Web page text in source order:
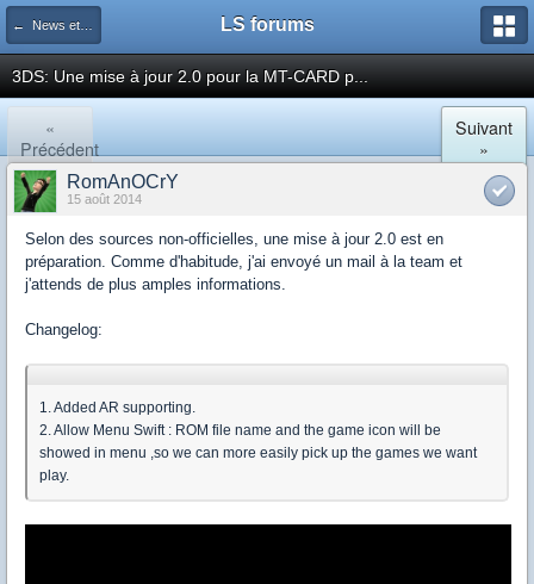
← News et actualités postées sur LS LS forums
3DS: Une mise à jour 2.0 pour la MT-CARD p...
«
Précédent
Suivant
»
RomAnOCrY
15 août 2014
Selon des sources non-officielles, une mise à jour 2.0 est en
préparation. Comme d'habitude, j'ai envoyé un mail à la team et
j'attends de plus amples informations.
Changelog:
1. Added AR supporting.
2. Allow Menu Swift : ROM file name and the game icon will be
showed in menu ,so we can more easily pick up the games we want
play.